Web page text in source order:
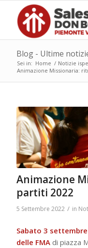
Blog - Ultime
Sei in: Home / Notizie
Animazione Missionaria:
Animazione
partiti 2022
5 Settembre 2022 / in
Sabato 3
delle FMAdi piazza